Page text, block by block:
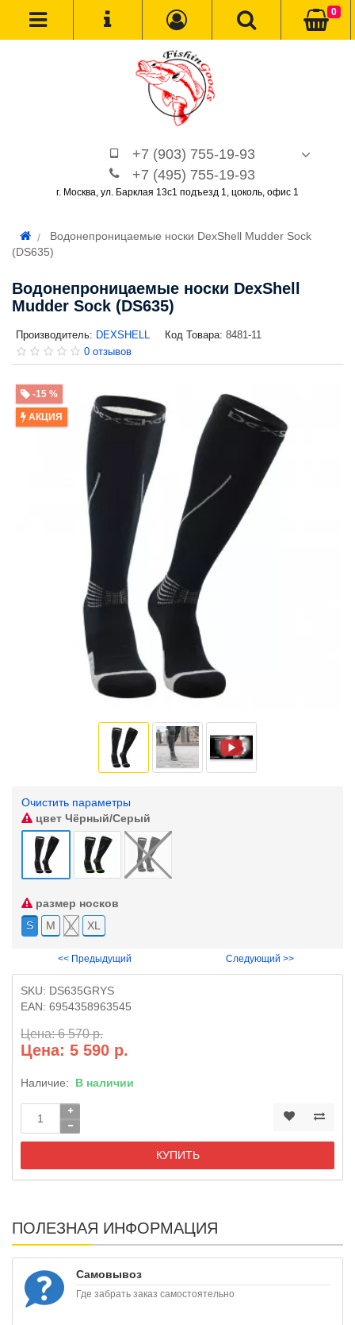
+7 (903) 755-19-93
+7 (495) 755-19-93
г. Москва, ул. Барклая 13с1 подъезд 1, цоколь, офис 1
0
Водонепроницаемые носки DexShell Mudder Sock
(DS635)
Водонепроницаемые носки DexShell
Mudder Sock (DS635)
Производитель: DEXSHELL Код Товара: 8481-11
0 отзывов
-15 %
АКЦИЯ
Очистить параметры
цвет Чёрный/Серый
размер носков
S
M L XL
<< Предыдущий Следующий >>
SKU: DS635GRYS
EAN: 6954358963545
Цена: 6 570 р.
Цена: 5 590 р.
Наличие: В наличии
КУПИТЬ
ПОЛЕЗНАЯ ИНФОРМАЦИЯ
Самовывоз
Где забрать заказ самостоятельно